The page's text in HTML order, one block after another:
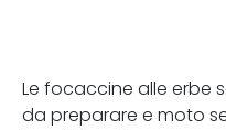
Le focaccine alle erbe
da preparare e moto